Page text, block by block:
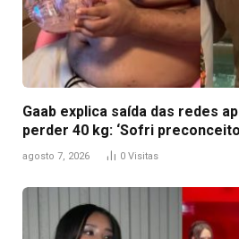
Gaab explica saída das redes
perder 40 kg: ‘Sofri
agosto 7, 2026 0 Visitas